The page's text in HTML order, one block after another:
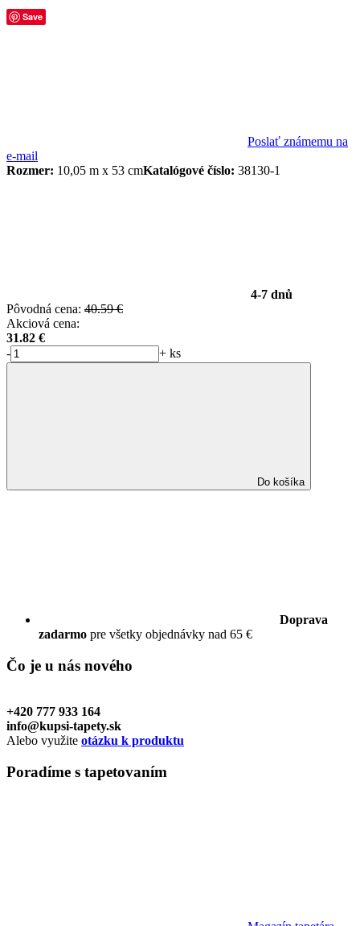
Save
Poslať známemu na
e-mail
Rozmer: 10,05 m x 53 cmKatalógové číslo: 38130-1
4-7 dnů
Pôvodná cena: 40.59 €
Akciová cena:
31.82 €
-
+ ks
Do košíka
Doprava
zadarmo pre všetky objednávky nad 65 €
Čo je u nás nového
+420 777 933 164
info@kupsi-tapety.sk
Alebo využite otázku k produktu
Poradíme s tapetovaním